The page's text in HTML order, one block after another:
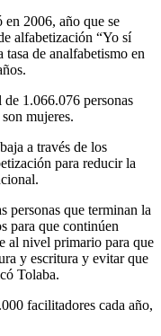
2006, año que se
alfabetización “Yo sí
de analfabetismo en
1.066.076 personas
mujeres.
a través de los
para reducir la
personas que terminan la
para que continúen
al nivel primario para que
y escritura y evitar que
Tolaba.
facilitadores cada año,